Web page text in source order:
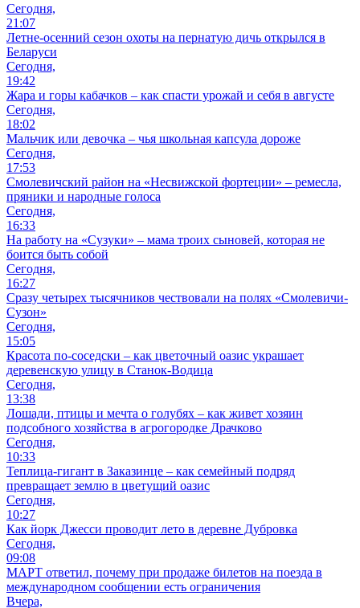
Сегодня,
21:07
Летне-осенний сезон охоты на пернатую дичь открылся в
Беларуси
Сегодня,
19:42
Жара и горы кабачков – как спасти урожай и себя в августе
Сегодня,
18:02
Мальчик или девочка – чья школьная капсула дороже
Сегодня,
17:53
Смолевичский район на «Несвижской фортеции» – ремесла,
пряники и народные голоса
Сегодня,
16:33
На работу на «Сузуки» – мама троих сыновей, которая не
боится быть собой
Сегодня,
16:27
Сразу четырех тысячников чествовали на полях «Смолевичи-
Сузон»
Сегодня,
15:05
Красота по-соседски – как цветочный оазис украшает
деревенскую улицу в Станок-Водица
Сегодня,
13:38
Лошади, птицы и мечта о голубях – как живет хозяин
подсобного хозяйства в агрогородке Драчково
Сегодня,
10:33
Теплица-гигант в Заказинце – как семейный подряд
превращает землю в цветущий оазис
Сегодня,
10:27
Как йорк Джесси проводит лето в деревне Дубровка
Сегодня,
09:08
МАРТ ответил, почему при продаже билетов на поезда в
международном сообщении есть ограничения
Вчера,